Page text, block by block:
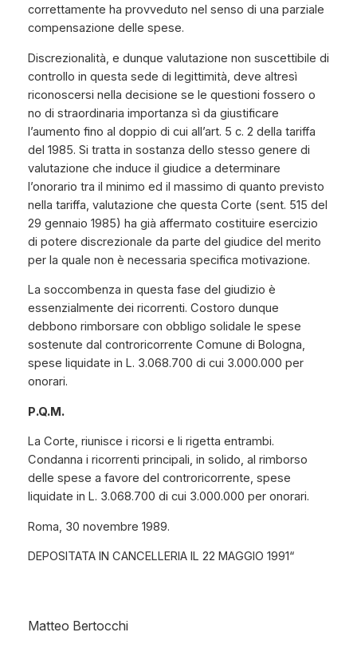
correttamente ha provveduto nel senso di una parziale
compensazione delle spese.
Discrezionalità, e dunque valutazione non suscettibile di
controllo in questa sede di legittimità, deve altresì
riconoscersi nella decisione se le questioni fossero o
no di straordinaria importanza sì da giustificare
l’aumento fino al doppio di cui all’art. 5 c. 2 della tariffa
del 1985. Si tratta in sostanza dello stesso genere di
valutazione che induce il giudice a determinare
l’onorario tra il minimo ed il massimo di quanto previsto
nella tariffa, valutazione che questa Corte (sent. 515 del
29 gennaio 1985) ha già affermato costituire esercizio
di potere discrezionale da parte del giudice del merito
per la quale non è necessaria specifica motivazione.
La soccombenza in questa fase del giudizio è
essenzialmente dei ricorrenti. Costoro dunque
debbono rimborsare con obbligo solidale le spese
sostenute dal controricorrente Comune di Bologna,
spese liquidate in L. 3.068.700 di cui 3.000.000 per
onorari.
P.Q.M.
La Corte, riunisce i ricorsi e li rigetta entrambi.
Condanna i ricorrenti principali, in solido, al rimborso
delle spese a favore del controricorrente, spese
liquidate in L. 3.068.700 di cui 3.000.000 per onorari.
Roma, 30 novembre 1989.
DEPOSITATA IN CANCELLERIA IL 22 MAGGIO 1991“
Matteo Bertocchi